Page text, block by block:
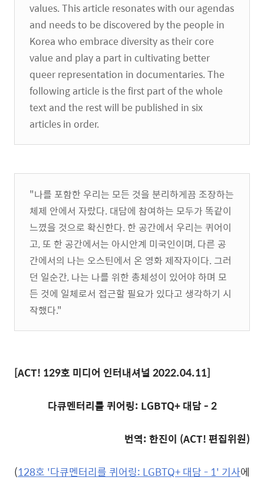
values. This article resonates with our agendas
and needs to be discovered by the people in
Korea who embrace diversity as their core
value and play a part in cultivating better
queer representation in documentaries. The
following article is the first part of the whole
text and the rest will be published in six
articles in order.
"나를 포함한 우리는 모든 것을 분리하게끔 조장하는
체제 안에서 자랐다. 대담에 참여하는 모두가 똑같이
느꼈을 것으로 확신한다. 한 공간에서 우리는 퀴어이
고, 또 한 공간에서는 아시안계 미국인이며, 다른 공
간에서의 나는 오스틴에서 온 영화 제작자이다. 그러
던 일순간, 나는 나를 위한 총체성이 있어야 하며 모
든 것에 일체로서 접근할 필요가 있다고 생각하기 시
작했다."
[ACT! 129호 미디어 인터내셔널 2022.04.11]
다큐멘터리를 퀴어링: LGBTQ+ 대담 - 2
번역: 한진이 (ACT!편집위원)
(128호 '다큐멘터리를 퀴어링: LGBTQ+대담 - 1' 기사에